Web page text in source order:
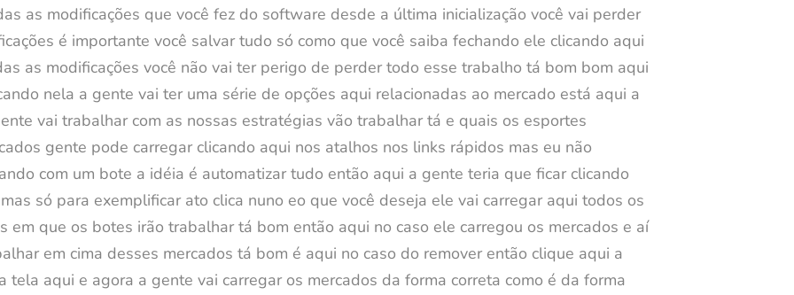
as modificações que você fez do software desde a última inicialização você vai perder
é importante você salvar tudo só como que você saiba fechando ele clicando aqui
as modificações você não vai ter perigo de perder todo esse trabalho tá bom bom aqui
nela a gente vai ter uma série de opções aqui relacionadas ao mercado está aqui a
vai trabalhar com as nossas estratégias vão trabalhar tá e quais os esportes
gente pode carregar clicando aqui nos atalhos nos links rápidos mas eu não
com um bote a idéia é automatizar tudo então aqui a gente teria que ficar clicando
só para exemplificar ato clica nuno eo que você deseja ele vai carregar aqui todos os
em que os botes irão trabalhar tá bom então aqui no caso ele carregou os mercados e aí
em cima desses mercados tá bom é aqui no caso do remover então clique aqui a
aqui e agora a gente vai carregar os mercados da forma correta como é da forma